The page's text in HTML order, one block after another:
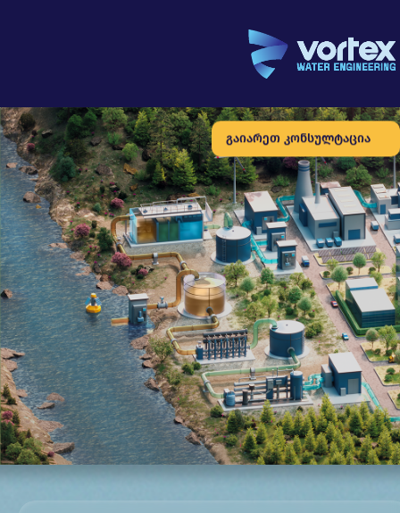
გაიარეთ კონსულტაცია